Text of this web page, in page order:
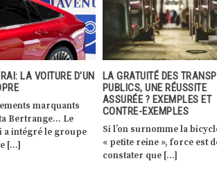
DES TRANSPORTS
RÉUSSITE
ET
la bicyclette la
», force est de
VOLKSWAGEN : NOUVELLE
GÉNÉRATION, NOUVELLES
AMBITIONS
C’est au salon
l’automobile (IAA) de
que Volkswagen Véhicules
Utilitaires (VWVU) a […]